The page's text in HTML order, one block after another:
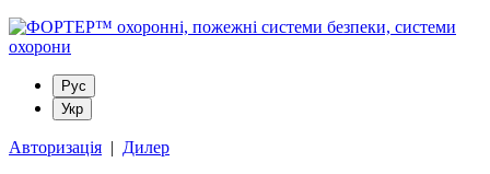
Рус
Укр
Авторизація | Дилер